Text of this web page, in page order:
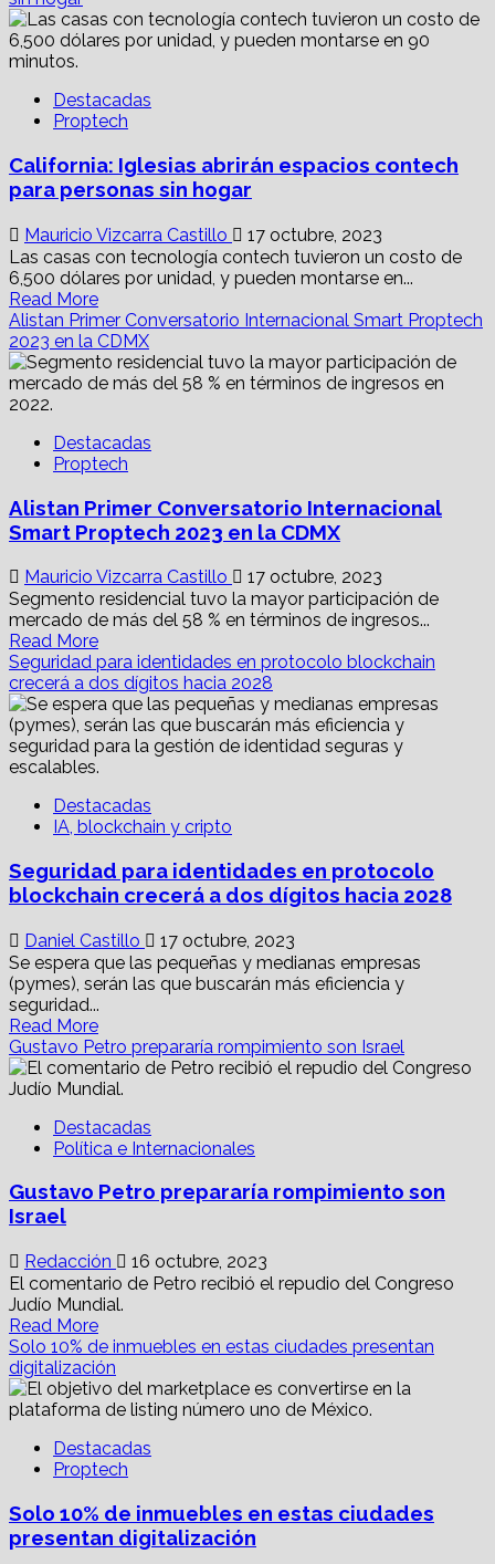
La
construcción-
las
élites
religiosas
Destacadas
Proptech
California: Iglesias abrirán espacios contech
para personas sin hogar
Mauricio Vizcarra Castillo
17 octubre, 2023
Las casas con tecnología contech tuvieron un costo de
6,500 dólares por unidad, y pueden montarse en...
Read MoreRead
more
about
California:
Iglesias
contech
para
sin
hogar
Alistan Primer Conversatorio Internacional Smart Proptech
2023 en la CDMX
Destacadas
Proptech
Alistan Primer Conversatorio Internacional
Smart Proptech 2023 en la CDMX
Mauricio Vizcarra Castillo
17 octubre, 2023
Segmento residencial tuvo la mayor participación de
mercado de más del 58 % en términos de ingresos...
Read MoreRead
more
about
Alistan
Primer
Conversatorio
Internacional
Proptech
2023
la
CDMX
Seguridad para identidades en protocolo blockchain
crecerá a dos dígitos hacia 2028
Destacadas
IA, blockchain y cripto
Seguridad para identidades en protocolo
blockchain crecerá a dos dígitos hacia 2028
Daniel Castillo
17 octubre, 2023
Se espera que las pequeñas y medianas empresas
(pymes), serán las que buscarán más eficiencia y
seguridad...
Read MoreRead
more
about
Seguridad
identidades
en
blockchain
dos
dígitos
hacia
Gustavo Petro prepararía rompimiento son Israel
Destacadas
Política e Internacionales
Gustavo Petro prepararía rompimiento son
Israel
Redacción
16 octubre, 2023
El comentario de Petro recibió el repudio del Congreso
Judío Mundial.
Read MoreRead
more
about
Gustavo
Petro
rompimiento
son
Solo 10% de inmuebles en estas ciudades presentan
digitalización
Destacadas
Proptech
Solo 10% de inmuebles en estas ciudades
presentan digitalización